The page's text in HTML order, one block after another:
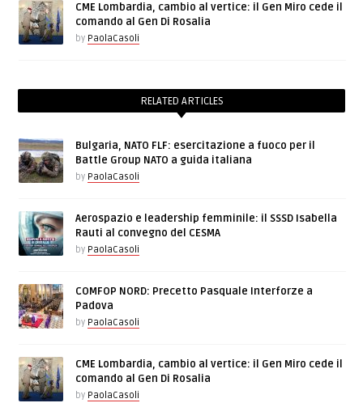
CME Lombardia, cambio al vertice: il Gen Miro cede il
comando al Gen Di Rosalia
by PaolaCasoli
RELATED ARTICLES
Bulgaria, NATO FLF: esercitazione a fuoco per il
Battle Group NATO a guida italiana
by PaolaCasoli
Aerospazio e leadership femminile: il SSSD Isabella
Rauti al convegno del CESMA
by PaolaCasoli
COMFOP NORD: Precetto Pasquale Interforze a
Padova
by PaolaCasoli
CME Lombardia, cambio al vertice: il Gen Miro cede il
comando al Gen Di Rosalia
by PaolaCasoli